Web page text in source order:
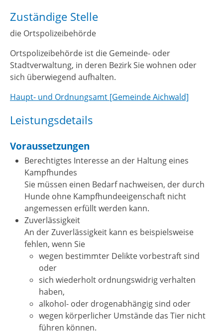
Zuständige Stelle
die Ortspolizeibehörde
Ortspolizeibehörde ist die Gemeinde- oder
Stadtverwaltung, in deren Bezirk Sie wohnen oder
sich überwiegend aufhalten.
Haupt- und Ordnungsamt [Gemeinde Aichwald]
Leistungsdetails
Voraussetzungen
Berechtigtes Interesse an der Haltung eines
Kampfhundes
Sie müssen einen Bedarf nachweisen, der durch
Hunde ohne Kampfhundeeigenschaft nicht
angemessen erfüllt werden kann.
Zuverlässigkeit
An der Zuverlässigkeit kann es beispielsweise
fehlen, wenn Sie
wegen bestimmter Delikte vorbestraft sind
oder
sich wiederholt ordnungswidrig verhalten
haben,
alkohol- oder drogenabhängig sind oder
wegen körperlicher Umstände das Tier nicht
führen können.